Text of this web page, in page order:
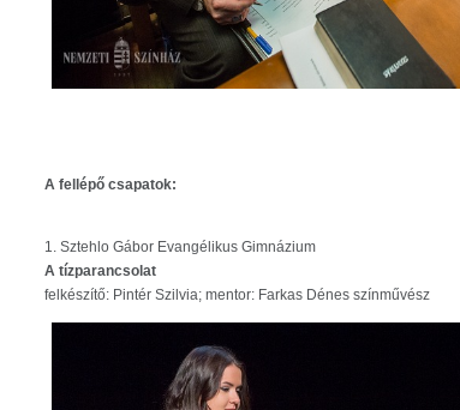
A fellépő csapatok:
1. Sztehlo Gábor Evangélikus Gimnázium
A tízparancsolat
felkészítő: Pintér Szilvia; mentor: Farkas Dénes színművész